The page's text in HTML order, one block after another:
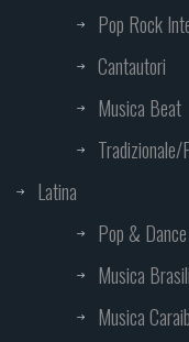
Pop Rock
Cantautori
Musica Beat
Tradizionale/
Latina
Pop & Dance
Musica
Musica